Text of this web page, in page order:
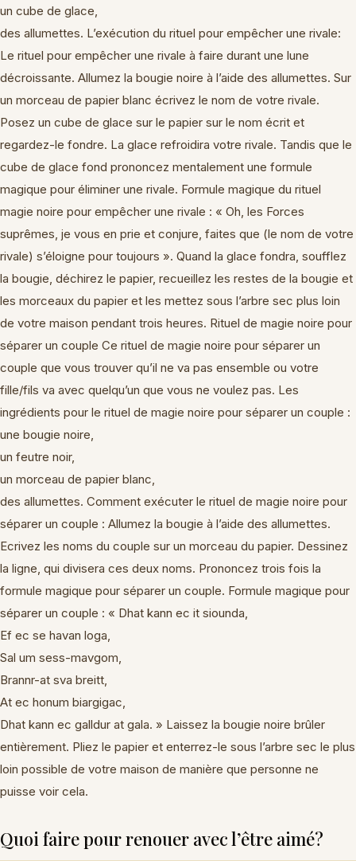
un cube de glace,
des allumettes. L’exécution du rituel pour empêcher une rivale:
Le rituel pour empêcher une rivale à faire durant une lune
décroissante. Allumez la bougie noire à l’aide des allumettes. Sur
un morceau de papier blanc écrivez le nom de votre rivale.
Posez un cube de glace sur le papier sur le nom écrit et
regardez-le fondre. La glace refroidira votre rivale. Tandis que le
cube de glace fond prononcez mentalement une formule
magique pour éliminer une rivale. Formule magique du rituel
magie noire pour empêcher une rivale : « Oh, les Forces
suprêmes, je vous en prie et conjure, faites que (le nom de votre
rivale) s’éloigne pour toujours ». Quand la glace fondra, soufflez
la bougie, déchirez le papier, recueillez les restes de la bougie et
les morceaux du papier et les mettez sous l’arbre sec plus loin
de votre maison pendant trois heures. Rituel de magie noire pour
séparer un couple Ce rituel de magie noire pour séparer un
couple que vous trouver qu’il ne va pas ensemble ou votre
fille/fils va avec quelqu’un que vous ne voulez pas. Les
ingrédients pour le rituel de magie noire pour séparer un couple :
une bougie noire,
un feutre noir,
un morceau de papier blanc,
des allumettes. Comment exécuter le rituel de magie noire pour
séparer un couple : Allumez la bougie à l’aide des allumettes.
Ecrivez les noms du couple sur un morceau du papier. Dessinez
la ligne, qui divisera ces deux noms. Prononcez trois fois la
formule magique pour séparer un couple. Formule magique pour
séparer un couple : « Dhat kann ec it siounda,
Ef ec se havan loga,
Sal um sess-mavgom,
Brannr-at sva breitt,
At ec honum biargigac,
Dhat kann ec galldur at gala. » Laissez la bougie noire brûler
entièrement. Pliez le papier et enterrez-le sous l’arbre sec le plus
loin possible de votre maison de manière que personne ne
puisse voir cela.
Quoi faire pour renouer avec l’être aimé?